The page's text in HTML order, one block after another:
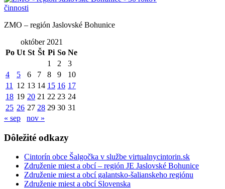
ZMO – región Jaslovské Bohunice
október 2021
Po Ut St Št Pi So Ne
1
2
3
4
5 6 7 8 9
10
11
12 13 14 15 16 17
18 19 20 21 22 23 24
25 26 27 28 29 30 31
« sep
nov »
Dôležité odkazy
Cintorín obce Šalgočka v službe virtualnycintorin.sk
Združenie miest a obcí – región JE Jaslovské Bohunice
Združenie miest a obcí galantsko-šalianskeho regiónu
Združenie miest a obcí Slovenska